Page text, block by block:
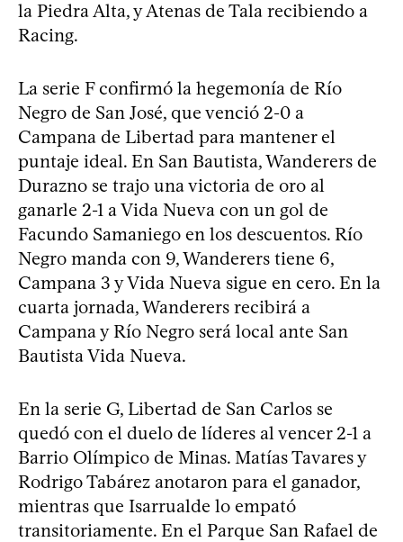
la Piedra Alta, y Atenas de Tala recibiendo a
Racing.
La serie F confirmó la hegemonía de Río
Negro de San José, que venció 2-0 a
Campana de Libertad para mantener el
puntaje ideal. En San Bautista, Wanderers de
Durazno se trajo una victoria de oro al
ganarle 2-1 a Vida Nueva con un gol de
Facundo Samaniego en los descuentos. Río
Negro manda con 9, Wanderers tiene 6,
Campana 3 y Vida Nueva sigue en cero. En la
cuarta jornada, Wanderers recibirá a
Campana y Río Negro será local ante San
Bautista Vida Nueva.
En la serie G, Libertad de San Carlos se
quedó con el duelo de líderes al vencer 2-1 a
Barrio Olímpico de Minas. Matías Tavares y
Rodrigo Tabárez anotaron para el ganador,
mientras que Isarrualde lo empató
transitoriamente. En el Parque San Rafael de